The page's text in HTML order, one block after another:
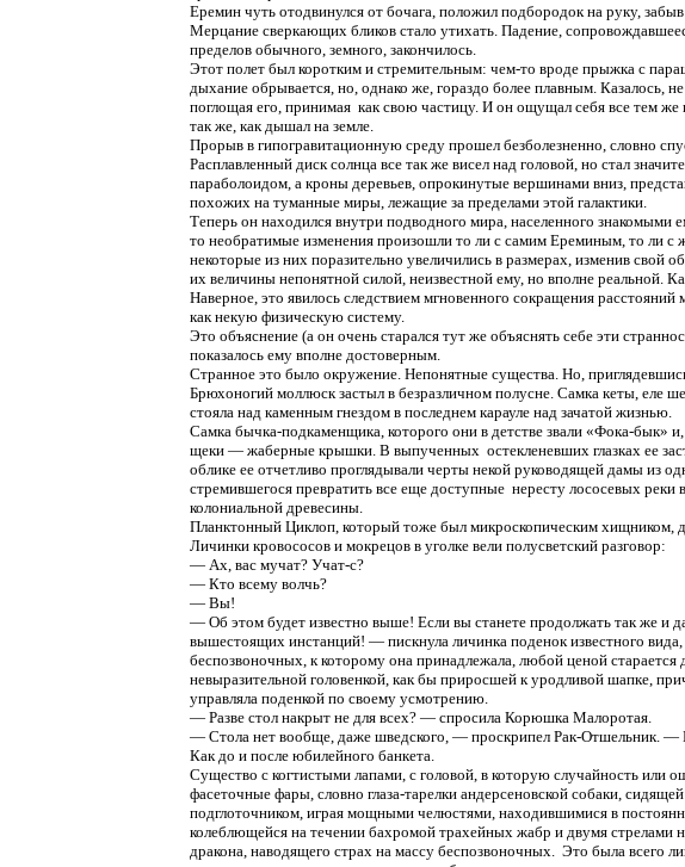
Еремин чуть отодвинулся от бочага, положил подбородок на руку,
Мерцание сверкающих бликов стало утихать. Падение,
пределов обычного, земного, закончилось.
Этот полет был коротким и стремительным: чем-то вроде прыжка с
дыхание обрывается, но, однако же, гораздо более плавным. Казалось,
поглощая его, принимая как свою частицу. И он ощущал себя все тем
так же, как дышал на земле.
Прорыв в гипогравитационную среду прошел безболезненно, словно
Расплавленный диск солнца все так же висел над головой, но стал
параболоидом, а кроны деревьев, опрокинутые вершинами вниз,
похожих на туманные миры, лежащие за пределами этой галактики.
Теперь он находился внутри подводного мира, населенного знакомыми
то необратимые изменения произошли то ли с самим Ереминым, то ли с
некоторые из них поразительно увеличились в размерах, изменив
их величины непонятной силой, неизвестной ему, но вполне реальной.
Наверное, это явилось следствием мгновенного сокращения
как некую физическую систему.
Это объяснение (а он очень старался тут же объяснять себе эти
показалось ему вполне достоверным.
Странное это было окружение. Непонятные существа. Но,
Брюхоногий моллюск застыл в безразличном полусне. Самка кеты, еле
стояла над каменным гнездом в последнем карауле над зачатой жизнью.
Самка бычка-подкаменщика, которого они в детстве звали «Фока-бык»
щеки — жаберные крышки. В выпученных остекленевших глазках ее
облике ее отчетливо проглядывали черты некой руководящей дамы из
стремившегося превратить все еще доступные нересту лососевых
колониальной древесины.
Планктонный Циклоп, который тоже был микроскопическим хищником,
Личинки кровососов и мокрецов в уголке вели полусветский разговор:
— Ах, вас мучат? Учат-с?
— Кто всему волчь?
— Вы!
— Об этом будет известно выше! Если вы станете продолжать так же и
вышестоящих инстанций! — пискнула личинка поденок известного
беспозвоночных, к которому она принадлежала, любой ценой старается
невыразительной головенкой, как бы приросшей к уродливой шапке,
управляла поденкой по своему усмотрению.
— Разве стол накрыт не для всех? — спросила Корюшка Малоротая.
— Стола нет вообще, даже шведского, — проскрипел Рак-Отшельник. —
Как до и после юбилейного банкета.
Существо с когтистыми лапами, с головой, в которую случайность или
фасеточные фары, словно глаза-тарелки андерсеновской собаки,
подглоточником, играя мощными челюстями, находившимися в
колеблющейся на течении бахромой трахейных жабр и двумя стрелами
дракона, наводящего страх на массу беспозвоночных. Это была всего